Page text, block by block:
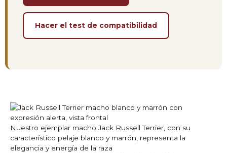
Hacer el test de compatibilidad
Nuestro ejemplar macho Jack Russell Terrier, con su
característico pelaje blanco y marrón, representa la
elegancia y energía de la raza